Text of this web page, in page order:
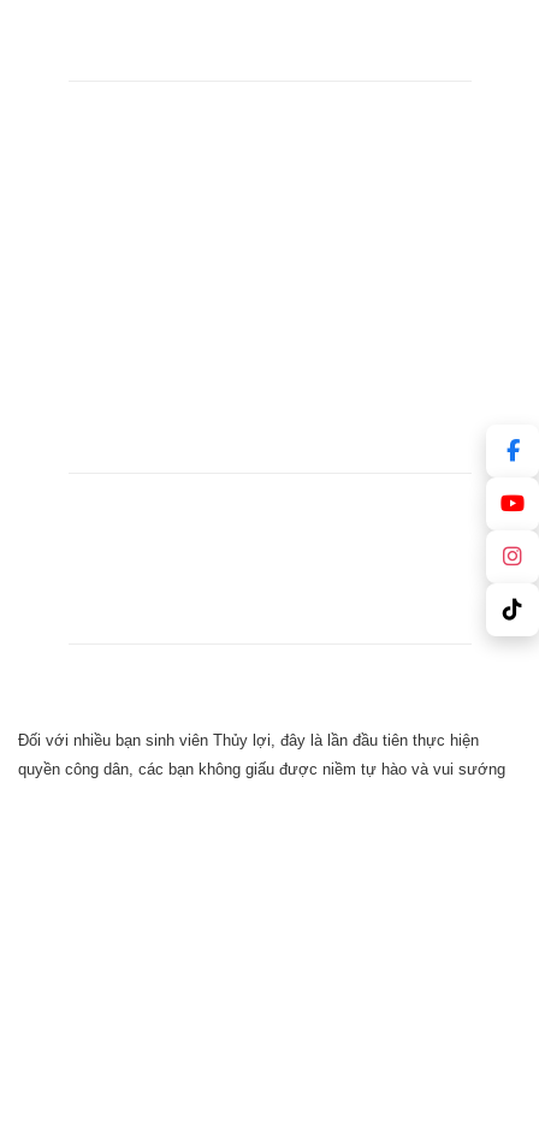
Đối với nhiều bạn sinh viên Thủy lợi, đây là lần đầu tiên thực hiện
quyền công dân, các bạn không giấu được niềm tự hào và vui sướng